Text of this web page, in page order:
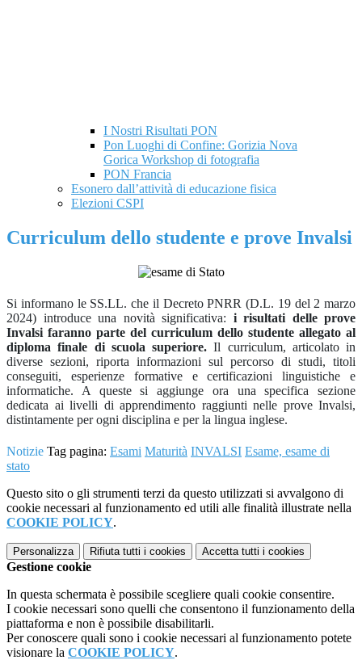
I Nostri Risultati PON
Pon Luoghi di Confine: Gorizia Nova
Gorica Workshop di fotografia
PON Francia
Esonero dall’attività di educazione fisica
Elezioni CSPI
Curriculum dello studente e prove Invalsi
Si informano le SS.LL. che il Decreto PNRR (D.L. 19 del 2 marzo
2024) introduce una novità significativa: i risultati delle prove
Invalsi faranno parte del curriculum dello studente allegato al
diploma finale di scuola superiore. Il curriculum, articolato in
diverse sezioni, riporta informazioni sul percorso di studi, titoli
conseguiti, esperienze formative e certificazioni linguistiche e
informatiche. A queste si aggiunge ora una specifica sezione
dedicata ai livelli di apprendimento raggiunti nelle prove Invalsi,
distintamente per ogni disciplina e per la lingua inglese.
Notizie Tag pagina: Esami Maturità INVALSI Esame, esame di
stato
Questo sito o gli strumenti terzi da questo utilizzati si avvalgono di
cookie necessari al funzionamento ed utili alle finalità illustrate nella
COOKIE POLICY.
Personalizza Rifiuta tutti i cookies Accetta tutti i cookies
Gestione cookie
In questa schermata è possibile scegliere quali cookie consentire.
I cookie necessari sono quelli che consentono il funzionamento della
piattaforma e non è possibile disabilitarli.
Per conoscere quali sono i cookie necessari al funzionamento potete
visionare la COOKIE POLICY.